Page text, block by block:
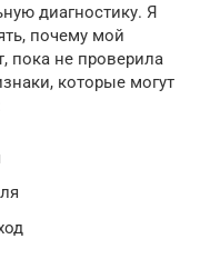
диагностику. Я
почему мой
пока не проверила
которые могут